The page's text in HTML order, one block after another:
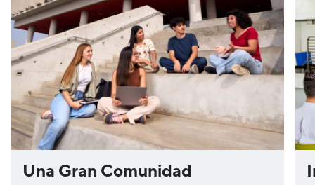
Una Gran Comunidad